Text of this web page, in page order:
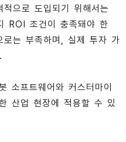
으로 도입되기 위해서는
ROI 조건이 충족돼야 한
로는 부족하며, 실제 투자 가
소프트웨어와 커스터마이
산업 현장에 적용할 수 있